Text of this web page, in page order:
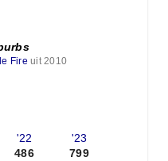
Fire uit 2010
'22
486
'23
799